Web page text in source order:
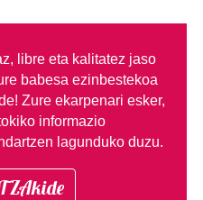
libre eta kalitatez jaso
babesa ezinbestekoa
Zure ekarpenari esker,
informazio
lagunduko duzu.